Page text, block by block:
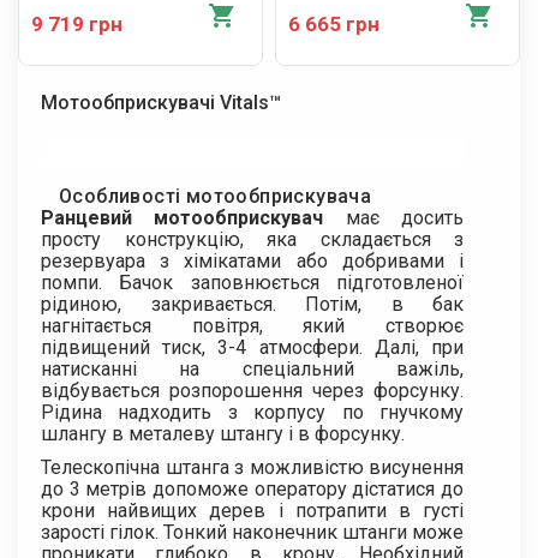
9 719 грн 6 665 грн
Мотообприскувачі Vitals™
Особливості мотообприскувача
Ранцевий мотообприскувач має досить
просту конструкцію, яка складається з
резервуара з хімікатами або добривами і
помпи. Бачок заповнюється підготовленої
рідиною, закривається. Потім, в бак
нагнітається повітря, який створює
підвищений тиск, 3-4 атмосфери. Далі, при
натисканні на спеціальний важіль,
відбувається розпорошення через форсунку.
Рідина надходить з корпусу по гнучкому
шлангу в металеву штангу і в форсунку.
Телескопічна штанга з можливістю висунення
до 3 метрів допоможе оператору дістатися до
крони найвищих дерев і потрапити в густі
зарості гілок. Тонкий наконечник штанги може